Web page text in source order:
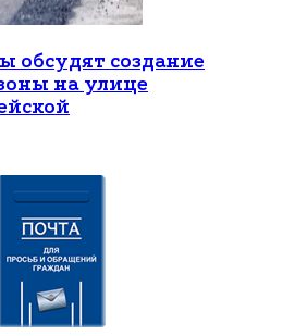
обсудят создание
на улице